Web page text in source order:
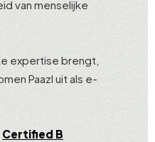
van menselijke
expertise brengt,
Paazl uit als e-
Certified B